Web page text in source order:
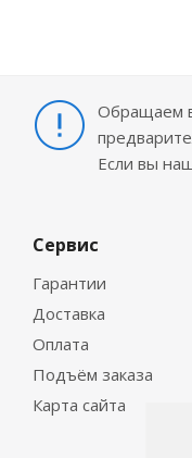
Обращаем
Если вы
Сервис
Гарантии
Доставка
Оплата
Подъём заказа
Карта сайта